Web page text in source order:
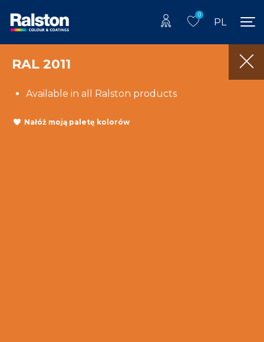
0
PL
RAL 2011
Available in all Ralston products
Nałóż moją paletę kolorów